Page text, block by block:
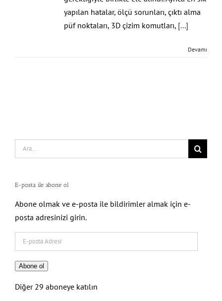
yapılan hatalar, ölçü sorunları, çıktı alma
püf noktaları, 3D çizim komutları, [...]
Devamı
Search
for:
E-posta ile abone ol
Abone olmak ve e-posta ile bildirimler almak için e-
posta adresinizi girin.
posta
Adresi
Abone ol
Diğer 29 aboneye katılın